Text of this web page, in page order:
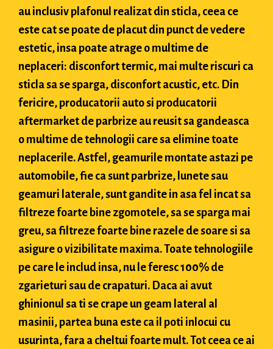
au inclusiv plafonul realizat din sticla, ceea ce
este cat se poate de placut din punct de vedere
estetic, insa poate atrage o multime de
neplaceri: disconfort termic, mai multe riscuri ca
sticla sa se sparga, disconfort acustic, etc. Din
fericire, producatorii auto si producatorii
aftermarket de parbrize au reusit sa gandeasca
o multime de tehnologii care sa elimine toate
neplacerile. Astfel, geamurile montate astazi pe
automobile, fie ca sunt parbrize, lunete sau
geamuri laterale, sunt gandite in asa fel incat sa
filtreze foarte bine zgomotele, sa se sparga mai
greu, sa filtreze foarte bine razele de soare si sa
asigure o vizibilitate maxima. Toate tehnologiile
pe care le includ insa, nu le feresc 100% de
zgarieturi sau de crapaturi. Daca ai avut
ghinionul sa ti se crape un geam lateral al
masinii, partea buna este ca il poti inlocui cu
usurinta, fara a cheltui foarte mult. Tot ceea ce ai